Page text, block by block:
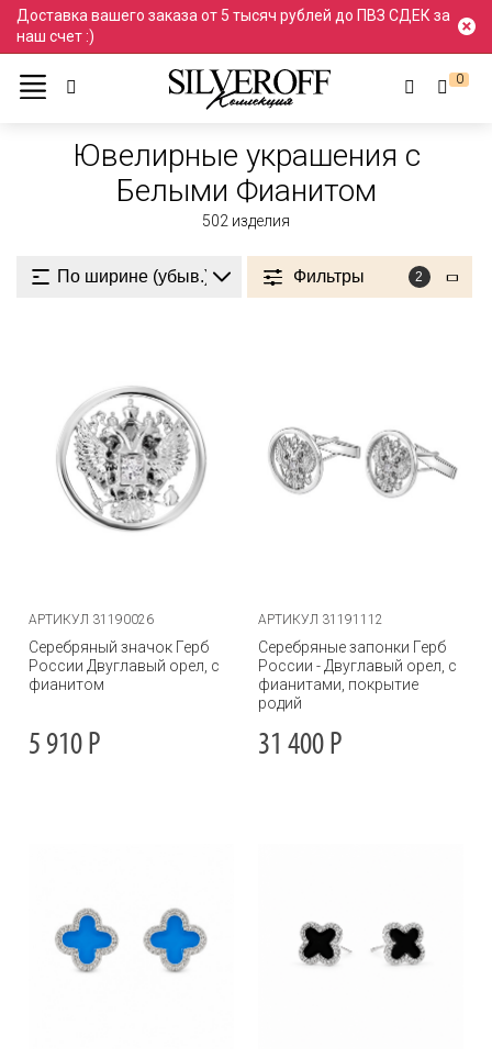
Доставка вашего заказа от 5 тысяч рублей до ПВЗ СДЕК за
наш счет :)
0
Ювелирные украшения
Фианит Белыми
Ювелирные украшения с
Белыми Фианитом
502 изделия
Фильтры 2
АРТИКУЛ 31190026
Серебряный значок Герб
России Двуглавый орел, с
фианитом
5 910 Р
АРТИКУЛ 31191112
Серебряные запонки Герб
России - Двуглавый орел, с
фианитами, покрытие
родий
31 400 Р